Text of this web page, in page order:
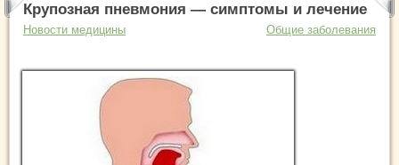
Крупозная пневмония — симптомы и лечение
Новости медицины Общие заболевания